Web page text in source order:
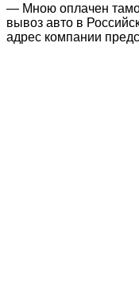
— Мною оплачен
вывоз авто в
адрес компании